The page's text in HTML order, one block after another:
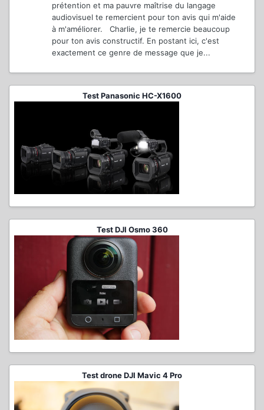
prétention et ma pauvre maîtrise du langage
audiovisuel te remercient pour ton avis qui m'aide
à m'améliorer. Charlie, je te remercie beaucoup
pour ton avis constructif. En postant ici, c'est
exactement ce genre de message que je...
Test Panasonic HC-X1600
Test DJI Osmo 360
Test drone DJI Mavic 4 Pro